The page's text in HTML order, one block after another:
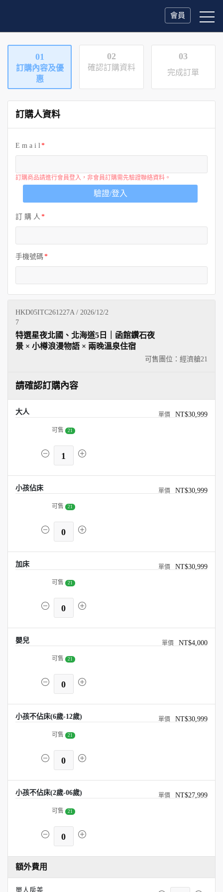
會員
01
訂購內容及優
惠
02
確認訂購資料
03
完成訂單
訂購人資料
E m a i l
訂購商品請進行會員登入，非會員訂購需先驗證聯絡資料。
驗證/登入
訂 購 人
手機號碼
HKD05ITC261227A / 2026/12/2
7
可售團位：經濟艙21
特選星夜北國、北海道5日｜函館鑽石夜
景 × 小樽浪漫物語 × 兩晚溫泉住宿
請確認訂購內容
大人 NT$30,999
可售 21
1
小孩佔床 NT$30,999
可售 21
0
加床 NT$30,999
可售 21
0
嬰兒 NT$4,000
可售 21
0
小孩不佔床(6歲-12歲) NT$30,999
可售 21
0
小孩不佔床(2歲-06歲) NT$27,999
可售 21
0
額外費用
單人房差